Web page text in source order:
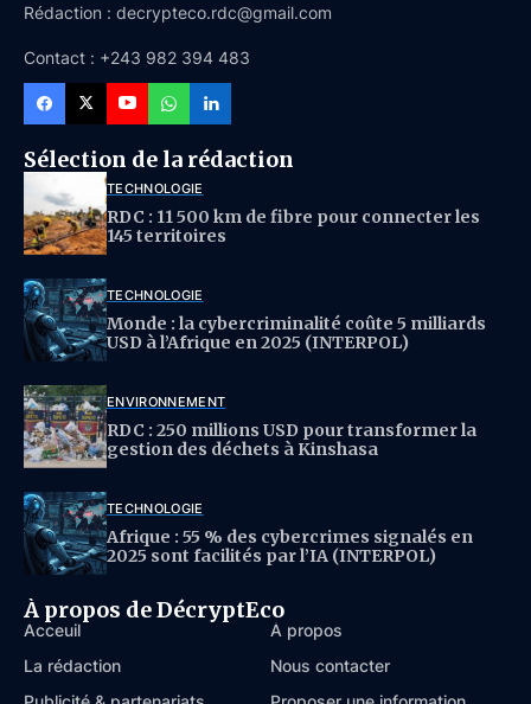
Rédaction : decrypteco.rdc@gmail.com
Contact : +243 982 394 483
Sélection de la rédaction
TECHNOLOGIE
RDC : 11 500 km de fibre pour connecter les
145 territoires
TECHNOLOGIE
Monde : la cybercriminalité coûte 5 milliards
USD à l’Afrique en 2025 (INTERPOL)
ENVIRONNEMENT
RDC : 250 millions USD pour transformer la
gestion des déchets à Kinshasa
TECHNOLOGIE
Afrique : 55 % des cybercrimes signalés en
2025 sont facilités par l’IA (INTERPOL)
À propos de DécryptEco
Acceuil
À propos
La rédaction
Nous contacter